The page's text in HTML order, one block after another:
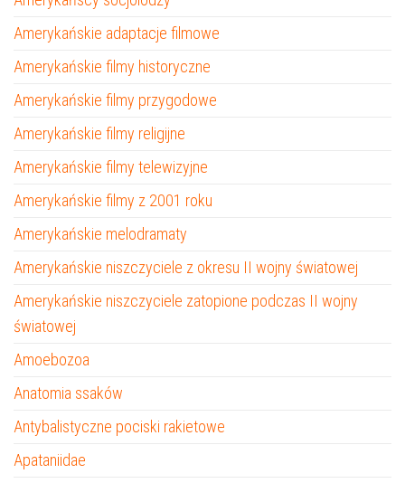
Amerykańskie adaptacje filmowe
Amerykańskie filmy historyczne
Amerykańskie filmy przygodowe
Amerykańskie filmy religijne
Amerykańskie filmy telewizyjne
Amerykańskie filmy z 2001 roku
Amerykańskie melodramaty
Amerykańskie niszczyciele z okresu II wojny światowej
Amerykańskie niszczyciele zatopione podczas II wojny
światowej
Amoebozoa
Anatomia ssaków
Antybalistyczne pociski rakietowe
Apataniidae